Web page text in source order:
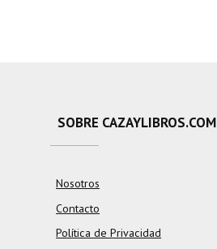
SOBRE CAZAYLIBROS.COM
Nosotros
Contacto
Política de Privacidad